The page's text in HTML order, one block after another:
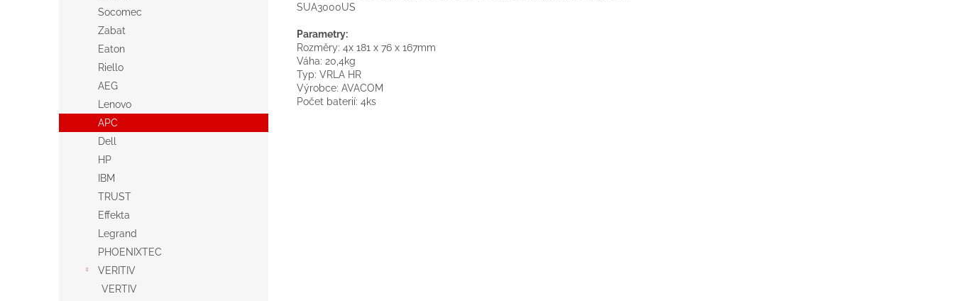
Socomec
Zabat
Eaton
Riello
AEG
Lenovo
APC
Dell
HP
IBM
TRUST
Effekta
Legrand
PHOENIXTEC
VERITIV
VERTIV
SUA3000US
Parametry:
Rozměry: 4x 181 x 76 x 167mm
Váha: 20,4kg
Typ: VRLA HR
Výrobce: AVACOM
Počet baterií: 4ks